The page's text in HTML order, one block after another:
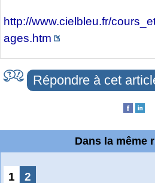
http://www.cielbleu.fr/
ages.htm
Répondre à cet
Dans la même
1 2